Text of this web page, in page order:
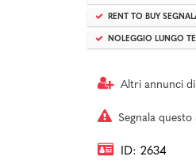
RENT TO BUY
NOLEGGIO LUNGO
Altri annunci di
Segnala
ID: 2634